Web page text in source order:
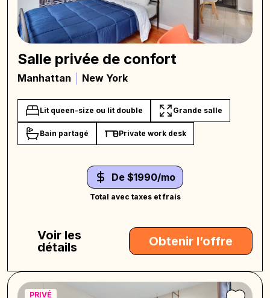
Salle privée de confort
Manhattan New York
Lit queen-size ou lit double Grande salle
Bain partagé Private work desk
De $1990/mo
Total avec taxes et frais
Voir les
détails
Obtenir l’offre
PRIVÉ